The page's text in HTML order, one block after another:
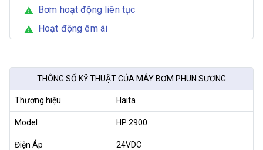
warning Bơm hoạt động liên tục
warning Hoạt động êm ái
THÔNG SỐ KỸ THUẬT CỦA MÁY BƠM PHUN SƯƠNG
Thương hiệu Haita
Model HP 2900
Điện Áp 24VDC